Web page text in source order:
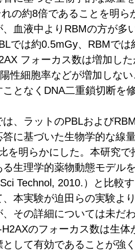
の約8倍であることを明
血液中よりRBMの方が多
では約0.5mGy、RBMで
フォーカス数は増加し
性細胞率などが増加しな
ことなくDNA二重鎖切断を
、ラットのPBLおよび
に基づいた生物学的な線
を明らかにした。本研究
る生理学的薬物動態モデル
Technol, 2010.）と比較
、本実験が迫田らの実験よ
、その詳細については未だ
H2AXのフォーカス数は生
として有効であることが強